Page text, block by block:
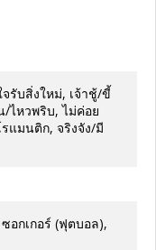
รับสิ่งใหม่, เจ้าชู้/ขี้
ไหวพริบ, ไม่ค่อย
แมนติก, จริงจัง/มี
อกเกอร์ (ฟุตบอล),